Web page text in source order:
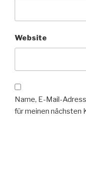
Website
Name, E-Mail-
für meinen nächsten